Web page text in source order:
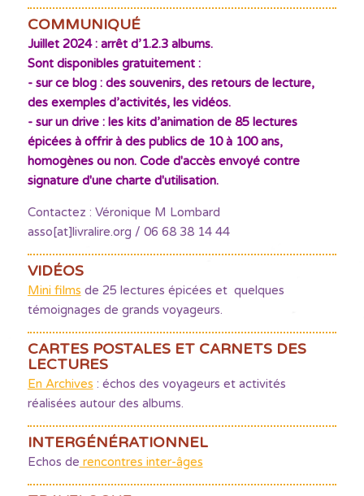
COMMUNIQUÉ
Juillet 2024 : arrêt d’1.2.3 albums.
Sont disponibles gratuitement :
- sur ce blog : des souvenirs, des retours de lecture,
des exemples d’activités, les vidéos.
- sur un drive : les kits d’animation de 85 lectures
épicées à offrir à des publics de 10 à 100 ans,
homogènes ou non. Code d'accès envoyé contre
signature d'une charte d'utilisation.
Contactez : Véronique M Lombard
asso[at]livralire.org / 06 68 38 14 44
VIDÉOS
Mini films de 25 lectures épicées et quelques
témoignages de grands voyageurs.
CARTES POSTALES ET CARNETS DES
LECTURES
En Archives : échos des voyageurs et activités
réalisées autour des albums.
INTERGÉNÉRATIONNEL
Echos de rencontres inter-âges